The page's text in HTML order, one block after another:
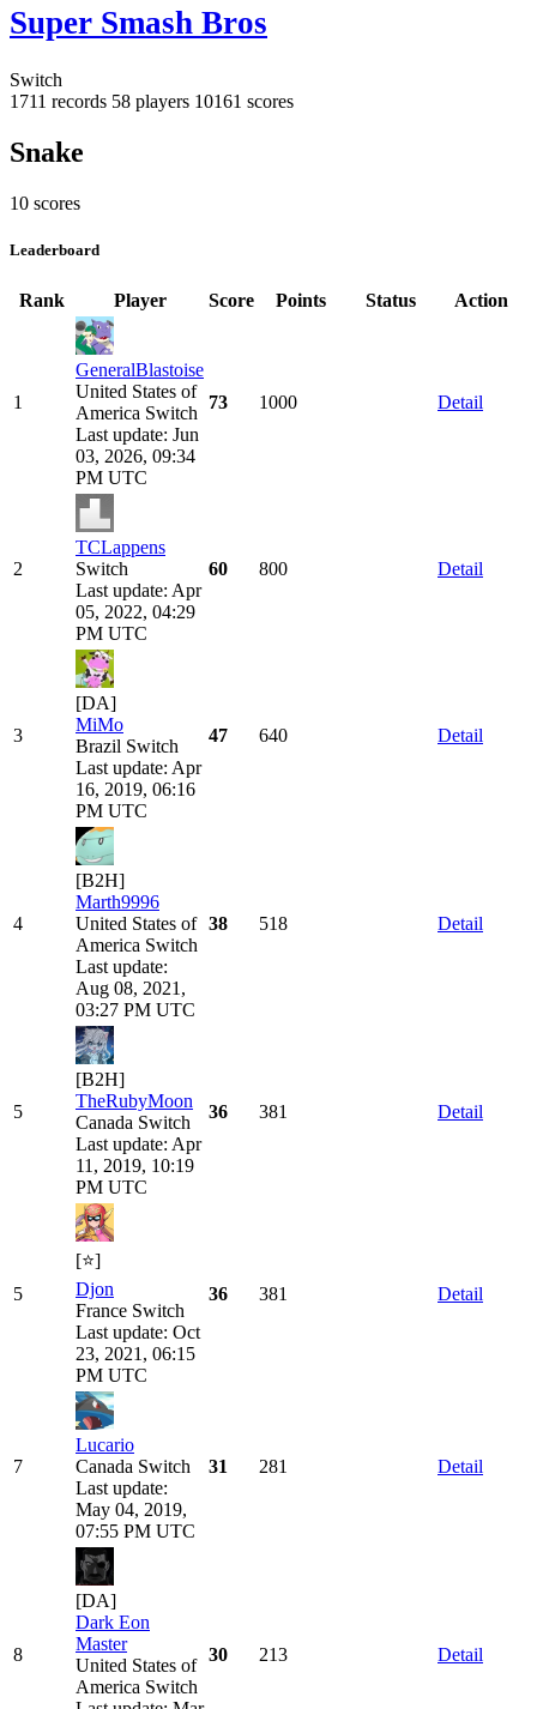
Super Smash Bros
Switch
1711 records 58 players 10161 scores
Snake
10 scores
Leaderboard
Rank Player Score Points Status Action
1
GeneralBlastoise
United States of
America Switch
Last update: Jun
03, 2026, 09:34
PM UTC
73 1000 Detail
2
TCLappens
Switch
Last update: Apr
05, 2022, 04:29
PM UTC
60 800 Detail
3
[DA]
MiMo
Brazil Switch
Last update: Apr
16, 2019, 06:16
PM UTC
47 640 Detail
4
[B2H]
Marth9996
United States of
America Switch
Last update:
Aug 08, 2021,
03:27 PM UTC
38 518 Detail
5
[B2H]
TheRubyMoon
Canada Switch
Last update: Apr
11, 2019, 10:19
PM UTC
36 381 Detail
5
[⭐]
Djon
France Switch
Last update: Oct
23, 2021, 06:15
PM UTC
36 381 Detail
7
Lucario
Canada Switch
Last update:
May 04, 2019,
07:55 PM UTC
31 281 Detail
8
[DA]
Dark Eon
Master
United States of
America Switch
30 213 Detail